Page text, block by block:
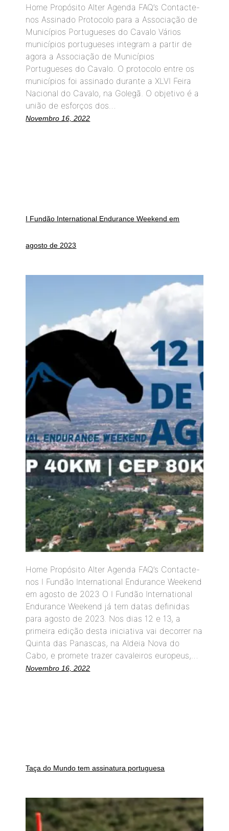
Home Propósito Alter Agenda FAQ’s Contacte-
nos Assinado Protocolo para a Associação de
Municípios Portugueses do Cavalo Vários
municípios portugueses integram a partir de
agora a Associação de Municípios
Portugueses do Cavalo. O protocolo entre os
municípios foi assinado durante a XLVI Feira
Nacional do Cavalo, na Golegã. O objetivo é a
união de esforços dos…
Novembro 16, 2022
I Fundão International Endurance Weekend em
agosto de 2023
Home Propósito Alter Agenda FAQ’s Contacte-
nos I Fundão International Endurance Weekend
em agosto de 2023 O I Fundão International
Endurance Weekend já tem datas definidas
para agosto de 2023. Nos dias 12 e 13, a
primeira edição desta iniciativa vai decorrer na
Quinta das Panascas, na Aldeia Nova do
Cabo, e promete trazer cavaleiros europeus,…
Novembro 16, 2022
Taça do Mundo tem assinatura portuguesa